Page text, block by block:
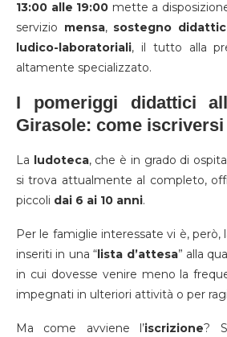
13:00 alle 19:00 mette a
servizio mensa, sostegno
ludico-laboratoriali, il tutto alla
altamente specializzato.
I pomeriggi didattici
Girasole: come iscriversi
La ludoteca, che è in grado di
si trova attualmente al completo,
piccoli dai 6 ai 10 anni.
Per le famiglie interessate vi è, però,
inseriti in una “lista d’attesa” alla
in cui dovesse venire meno la
impegnati in ulteriori attività o per
Ma come avviene l’iscrizione?